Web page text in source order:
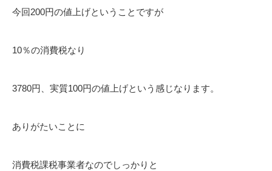
今回200円の値上げということですが
10％の消費税なり
3780円、実質100円の値上げという感じなります。
ありがたいことに
消費税課税事業者なのでしっかりと